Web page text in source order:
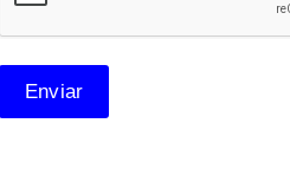
Enviar